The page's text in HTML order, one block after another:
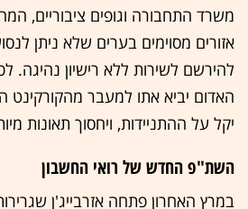
משרד התחבורה וגופים ציבוריים,
אזורים מסוימים בערים שלא ניתן
להירשם לשירות ללא רישיון נהיגה.
האדום יביא אתו למעבר מהקורקינט
יקל על ההתניידות, ויחסוך תאונות
השת"פ החדש של רואי החשבון
במרץ האחרון פתחה אזרבייג'ן